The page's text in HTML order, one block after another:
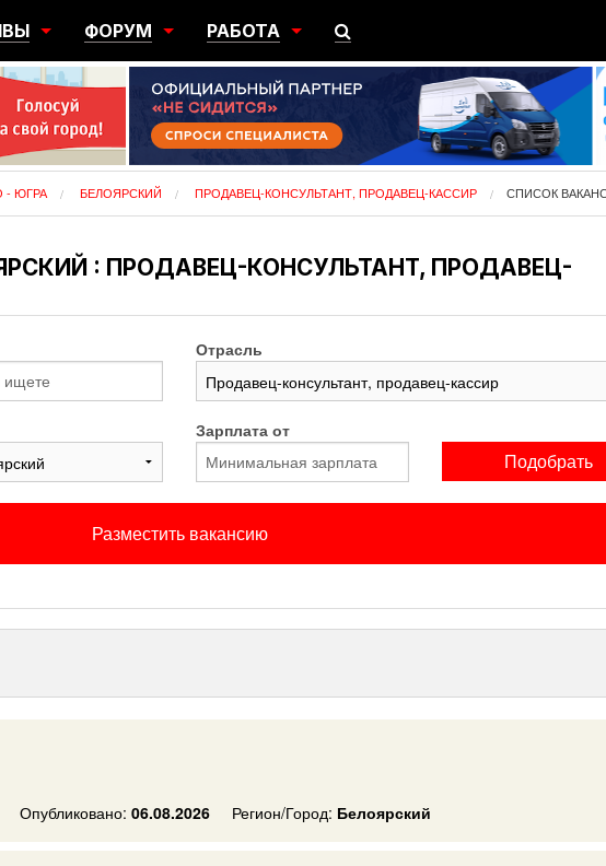
ФОРУМ
ЮЖНЫЙ
РАБОТА
ПОИСК РАБОТЫ
РАЗМЕСТИТЬ ВАКАНСИЮ
- ЮГРА БЕЛОЯРСКИЙ ПРОДАВЕЦ-КОНСУЛЬТАНТ, ПРОДАВЕЦ-КАССИР СПИСОК
: ПРОДАВЕЦ-КОНСУЛЬТАНТ, ПРОДАВЕЦ-
Отрасль
Зарплата от
Подобрать
Разместить вакансию
Опубликовано: 06.08.2026 Регион/Город: Белоярский